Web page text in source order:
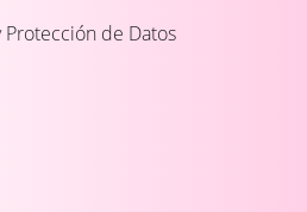
de Datos